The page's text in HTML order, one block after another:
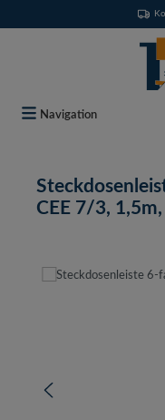
Navigation
CEE 7/3,
Bildergalerie